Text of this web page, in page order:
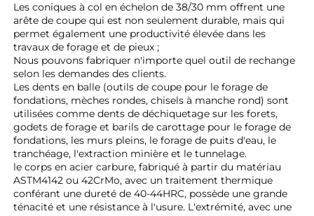
Les coniques à col en échelon de 38/30 mm offrent une
arête de coupe qui est non seulement durable, mais qui
permet également une productivité élevée dans les
travaux de forage et de pieux ;
Nous pouvons fabriquer n'importe quel outil de rechange
selon les demandes des clients.
Les dents en balle (outils de coupe pour le forage de
fondations, mèches rondes, chisels à manche rond) sont
utilisées comme dents de déchiquetage sur les forets,
godets de forage et barils de carottage pour le forage de
fondations, les murs pleins, le forage de puits d'eau, le
tranchéage, l'extraction minière et le tunnelage.
le corps en acier carbure, fabriqué à partir du matériau
ASTM4142 ou 42CrMo, avec un traitement thermique
conférant une dureté de 40-44HRC, possède une grande
ténacité et une résistance à l'usure. L'extrémité, avec une